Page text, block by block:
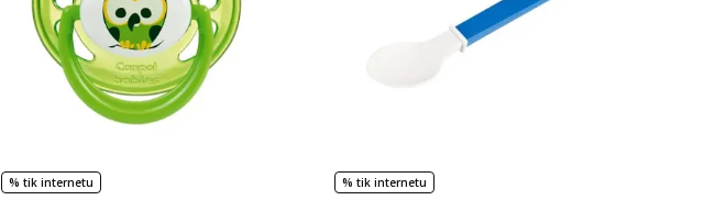
% tik internetu % tik internetu